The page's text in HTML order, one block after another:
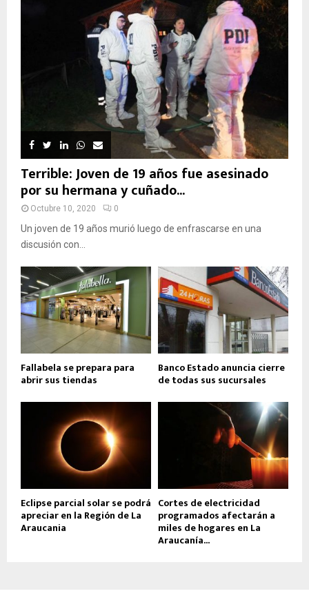
Terrible: Joven de 19 años fue asesinado
por su hermana y cuñado...
Octubre 10, 2020 0
Un joven de 19 años murió luego de enfrascarse en una
discusión con...
Fallabela se prepara para
abrir sus tiendas
Banco Estado anuncia cierre
de todas sus sucursales
Eclipse parcial solar se podrá
apreciar en la Región de La
Araucania
Cortes de electricidad
programados afectarán a
miles de hogares en La
Araucanía...